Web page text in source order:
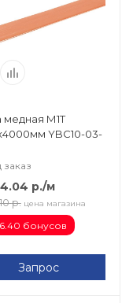
М1Т
YBC10-03-
заказ
р./м
р. цена магазина
бонусов
Запрос